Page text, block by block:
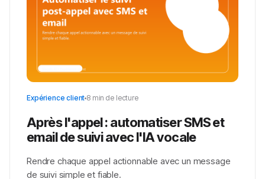
Expérience client 8 min de lecture
Après l'appel : automatiser SMS et
email de suivi avec l'IA vocale
Rendre chaque appel actionnable avec un message
de suivi simple et fiable.